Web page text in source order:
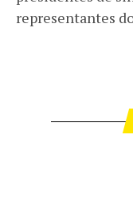
representantes